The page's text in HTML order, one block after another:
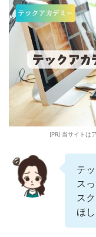
[PR] 当サイトは
テ
ス
ス
ほ